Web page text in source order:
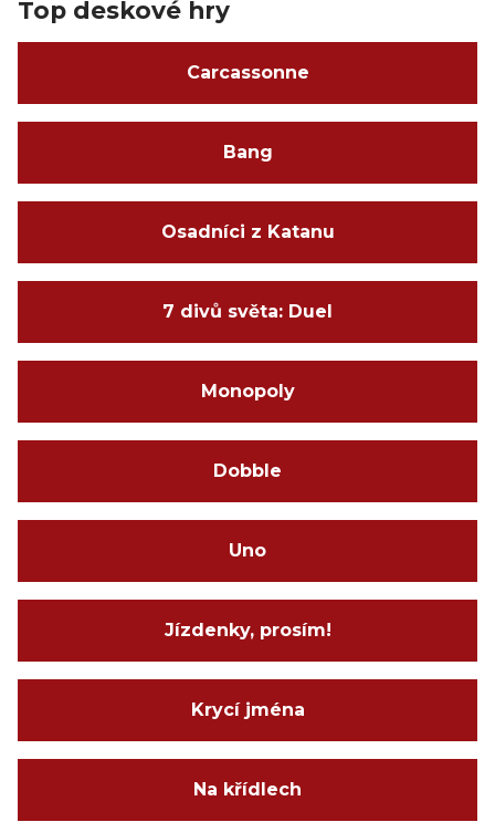
Top deskové hry
Carcassonne
Bang
Osadníci z Katanu
7 divů světa: Duel
Monopoly
Dobble
Uno
Jízdenky, prosím!
Krycí jména
Na křídlech